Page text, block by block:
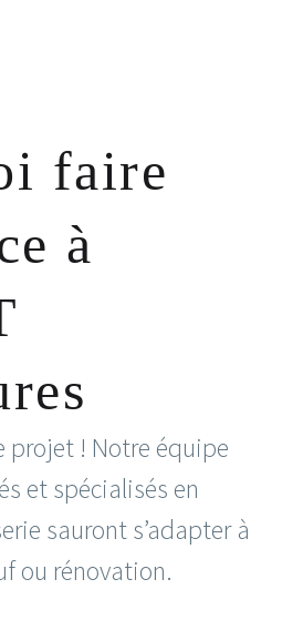
faire
à
projet ! Notre équipe
et spécialisés en
sauront s’adapter à
ou rénovation.